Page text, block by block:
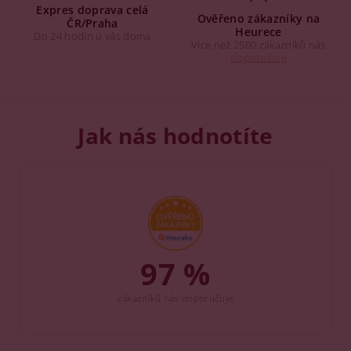
Expres doprava celá
ČR/Praha
Do 24 hodin u vás doma
Ověřeno zákazníky na
Heurece
Více než 2500 zákazníků nás
Jak nás hodnotíte
97 %